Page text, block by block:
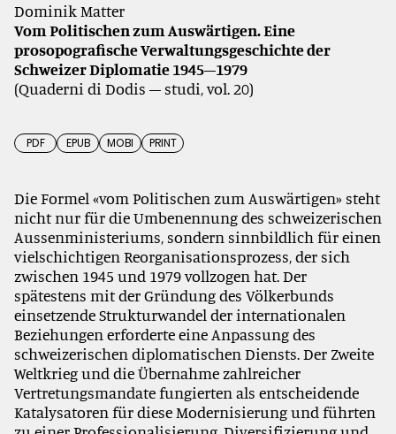
Dominik Matter
Vom Politischen zum Auswärtigen. Eine
prosopografische Verwaltungsgeschichte der
Schweizer Diplomatie 1945–1979
(Quaderni di Dodis – studi, vol. 20)
PDF EPUB MOBI PRINT
Die Formel «vom Politischen zum Auswärtigen» steht
nicht nur für die Umbenennung des schweizerischen
Aussenministeriums, sondern sinnbildlich für einen
vielschichtigen Reorganisationsprozess, der sich
zwischen 1945 und 1979 vollzogen hat. Der
spätestens mit der Gründung des Völkerbunds
einsetzende Strukturwandel der internationalen
Beziehungen erforderte eine Anpassung des
schweizerischen diplomatischen Diensts. Der Zweite
Weltkrieg und die Übernahme zahlreicher
Vertretungsmandate fungierten als entscheidende
Katalysatoren für diese Modernisierung und führten